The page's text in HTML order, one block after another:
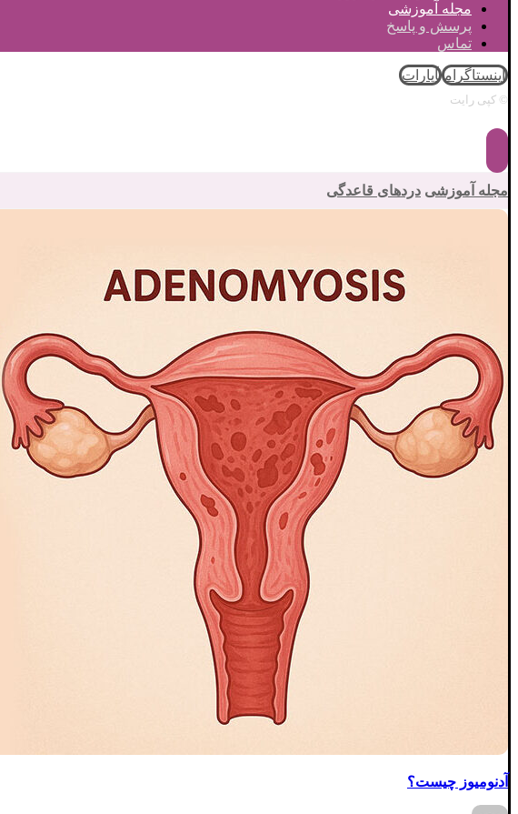
مجله آموزشی
پرسش و پاسخ
تماس
اینستاگرام آپارات
© کپی رایت
مجله آموزشی دردهای قاعدگی
آدنومیوز چیست؟